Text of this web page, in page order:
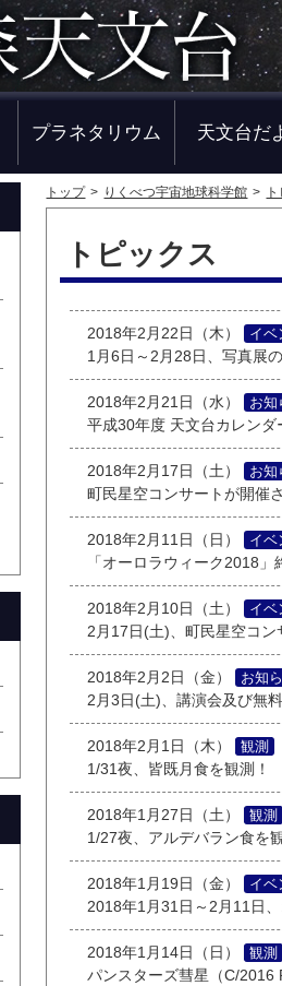
プラネタリウム 天文台だ
トップ りくべつ宇宙地球科学館
トピックス
2018年2月22日（木）
イベ
1月6日～2月28日、写真展
2018年2月21日（水）
お知
平成30年度 天文台カレンダ
2018年2月17日（土）
お知
町民星空コンサートが開催
2018年2月11日（日）
イベ
「オーロラウィーク2018」
2018年2月10日（土）
イベ
2月17日(土)、町民星空コン
2018年2月2日（金）
お知
2月3日(土)、講演会及び無
2018年2月1日（木）
観測
1/31夜、皆既月食を観測！
2018年1月27日（土）
観測
1/27夜、アルデバラン食を
2018年1月19日（金）
イベ
2018年1月31日～2月11日
2018年1月14日（日）
観測
パンスターズ彗星（C/2016